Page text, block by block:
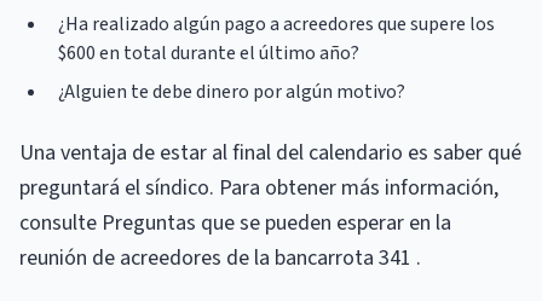
¿Ha realizado algún pago a acreedores que supere los
$600 en total durante el último año?
¿Alguien te debe dinero por algún motivo?
Una ventaja de estar al final del calendario es saber qué
preguntará el síndico. Para obtener más información,
consulte Preguntas que se pueden esperar en la
reunión de acreedores de la bancarrota 341 .